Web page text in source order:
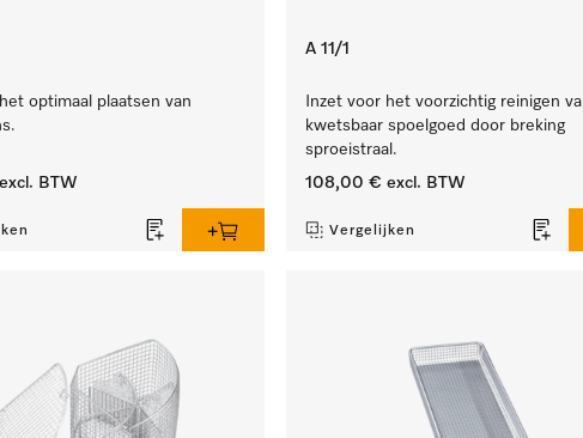
optimaal plaatsen van
excl. BTW
A 11/1
Inzet voor het voorzichtig reinigen
kwetsbaar spoelgoed door breking
sproeistraal.
108,00 € excl. BTW
Vergelijken